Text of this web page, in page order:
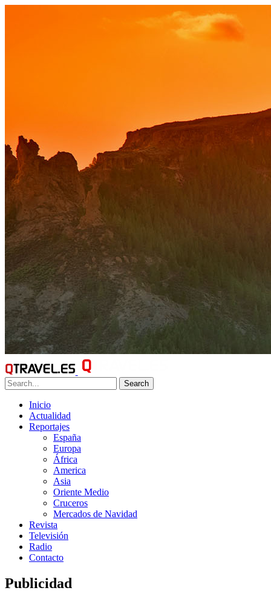
Search
Inicio
Actualidad
Reportajes
España
Europa
África
America
Asia
Oriente Medio
Cruceros
Mercados de Navidad
Revista
Televisión
Radio
Contacto
Publicidad